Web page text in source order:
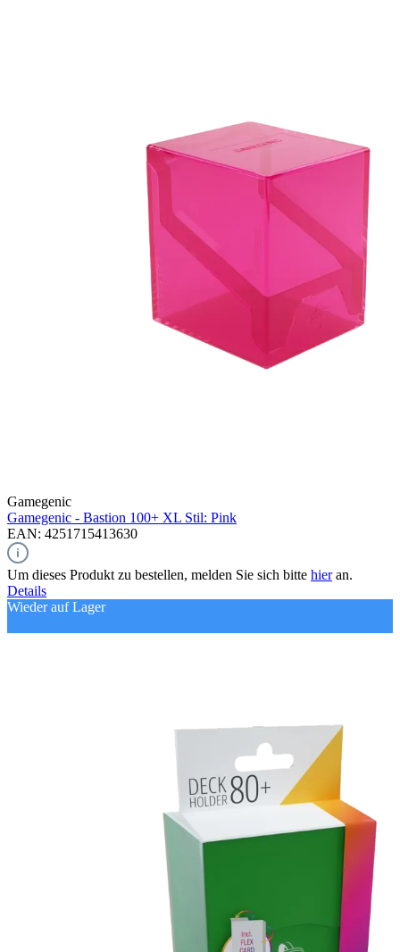
Gamegenic
Gamegenic - Bastion 100+ XL Stil: Pink
EAN: 4251715413630
Um dieses Produkt zu bestellen, melden Sie sich bitte hieran.
Details
Wieder auf Lager